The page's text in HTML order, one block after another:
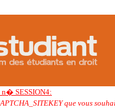
n� SESSION4:
que vous